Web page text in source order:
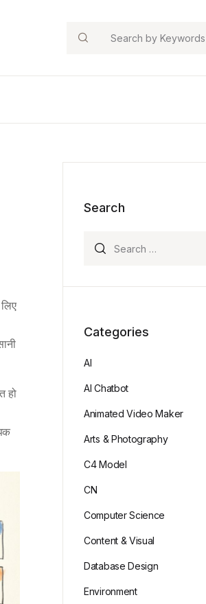
Search
हो
Search
Categories
AI
AI Chatbot
Animated Video Maker
Arts & Photography
C4 Model
CN
Computer Science
Content & Visual
Database Design
Environment